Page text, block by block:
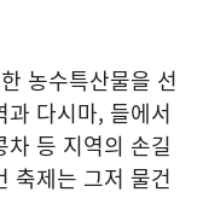
농수특산물을 선
다시마, 들에서
등 지역의 손길
축제는 그저 물건